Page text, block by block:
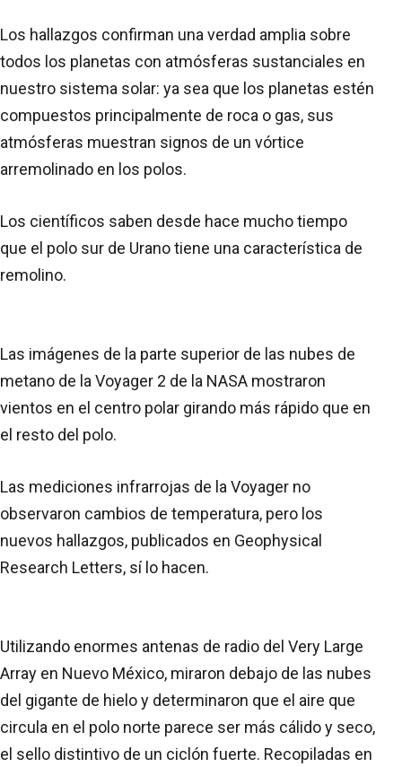
Los hallazgos confirman una verdad amplia sobre
todos los planetas con atmósferas sustanciales en
nuestro sistema solar: ya sea que los planetas estén
compuestos principalmente de roca o gas, sus
atmósferas muestran signos de un vórtice
arremolinado en los polos.
Los científicos saben desde hace mucho tiempo
que el polo sur de Urano tiene una característica de
remolino.
Las imágenes de la parte superior de las nubes de
metano de la Voyager 2 de la NASA mostraron
vientos en el centro polar girando más rápido que en
el resto del polo.
Las mediciones infrarrojas de la Voyager no
observaron cambios de temperatura, pero los
nuevos hallazgos, publicados en Geophysical
Research Letters, sí lo hacen.
Utilizando enormes antenas de radio del Very Large
Array en Nuevo México, miraron debajo de las nubes
del gigante de hielo y determinaron que el aire que
circula en el polo norte parece ser más cálido y seco,
el sello distintivo de un ciclón fuerte. Recopiladas en